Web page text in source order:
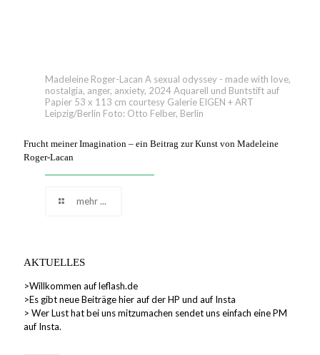
Madeleine Roger-Lacan A sexual odyssey - made with love,
nostalgia, anger, anxiety, 2024 Aquarell und Buntstift auf
Papier 53 x 113 cm courtesy Galerie EIGEN + ART
Leipzig/Berlin Foto: Otto Felber, Berlin
Frucht meiner Imagination – ein Beitrag zur Kunst von Madeleine
Roger-Lacan
mehr ...
AKTUELLES
>Willkommen auf leflash.de
>Es gibt neue Beiträge hier auf der HP und auf Insta
> Wer Lust hat bei uns mitzumachen sendet uns einfach eine PM
auf Insta.